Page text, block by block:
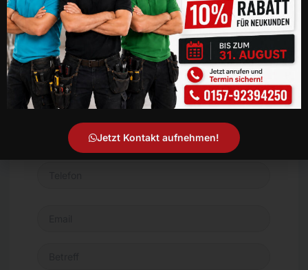
Kontaktformular
Jetzt Kontakt aufnehmen!